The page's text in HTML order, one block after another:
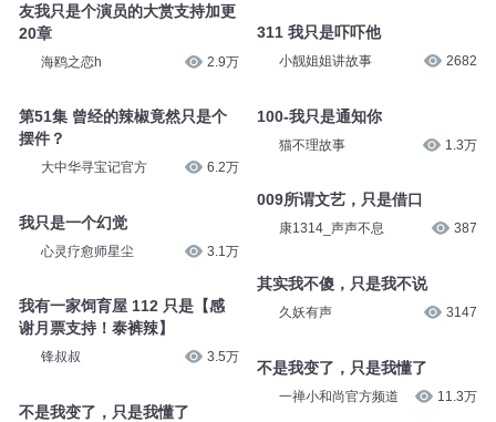
友我只是个演员的大赏支持加更
20章
海鸥之恋h 2.9万
第51集 曾经的辣椒竟然只是个
摆件？
大中华寻宝记官方 6.2万
我只是一个幻觉
心灵疗愈师星尘 3.1万
我有一家饲育屋 112 只是【感
谢月票支持！泰裤辣】
锋叔叔 3.5万
不是我变了，只是我懂了
311 我只是吓吓他
小靓姐姐讲故事 2682
100-我只是通知你
猫不理故事 1.3万
009所谓文艺，只是借口
康1314_声声不息 387
其实我不傻，只是我不说
久妖有声 3147
不是我变了，只是我懂了
一禅小和尚官方频道 11.3万